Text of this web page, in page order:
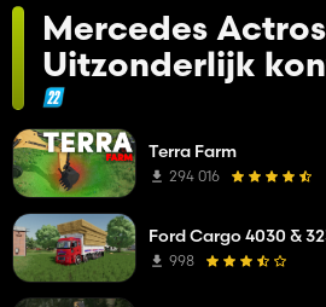
Mercedes
Uitzonderlijk
Terra Farm
294 016
Ford Cargo 4030 &
998